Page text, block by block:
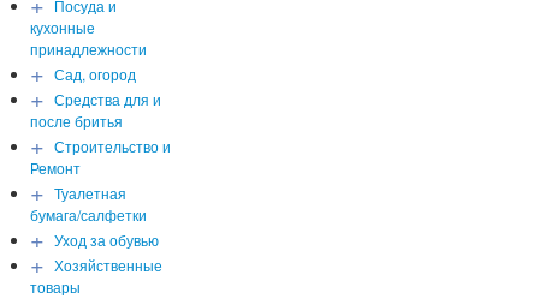
Посуда и
кухонные
принадлежности
+ Сад, огород
+ Средства для и
после бритья
+ Строительство и
Ремонт
+ Туалетная
бумага/салфетки
+ Уход за обувью
+ Хозяйственные
товары